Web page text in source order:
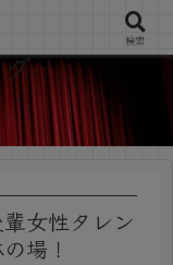
女性タレン
場！
検索